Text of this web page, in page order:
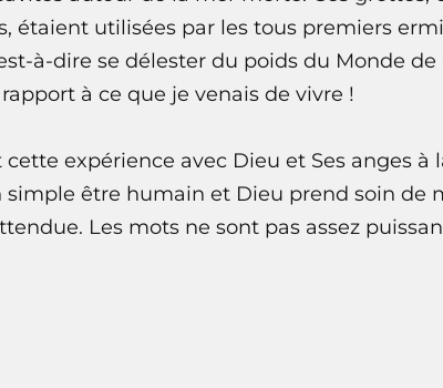
étaient utilisées par les tous premiers
à-dire se délester du poids du Monde
à ce que je venais de vivre !
expérience avec Dieu et Ses anges à
simple être humain et Dieu prend soin de
Les mots ne sont pas assez